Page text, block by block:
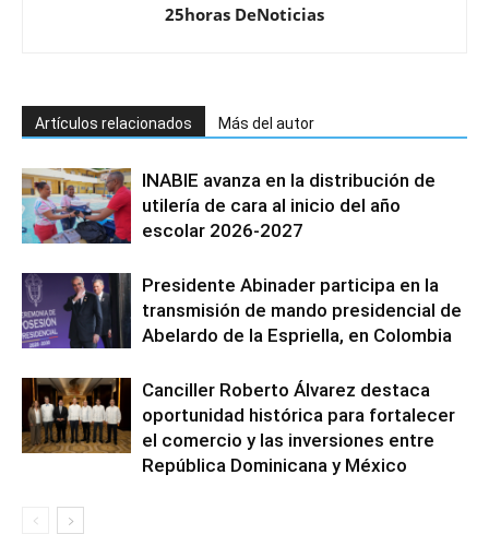
25horas DeNoticias
Artículos relacionados Más del autor
INABIE avanza en la distribución de
utilería de cara al inicio del año
escolar 2026-2027
Presidente Abinader participa en la
transmisión de mando presidencial de
Abelardo de la Espriella, en Colombia
Canciller Roberto Álvarez destaca
oportunidad histórica para fortalecer
el comercio y las inversiones entre
República Dominicana y México